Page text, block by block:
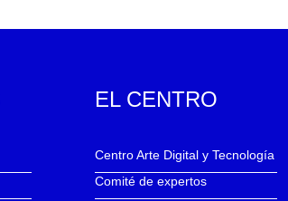
EL CENTRO
Centro Arte Digital y Tecnología
Comité de expertos